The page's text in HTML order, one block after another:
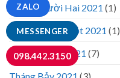
Tháng Mười Hai 2021 (1)
Tháng Mười Một 2021 (1)
Tháng Mười 2021 (7)
MESSENGER
ZALO
098.442.3150